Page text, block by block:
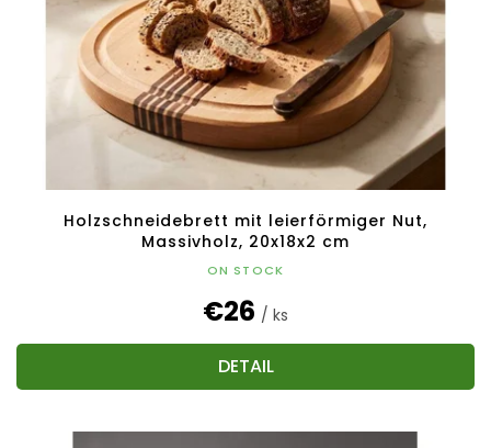
Holzschneidebrett mit leierförmiger Nut,
Massivholz, 20x18x2 cm
ON STOCK
€26 / ks
DETAIL